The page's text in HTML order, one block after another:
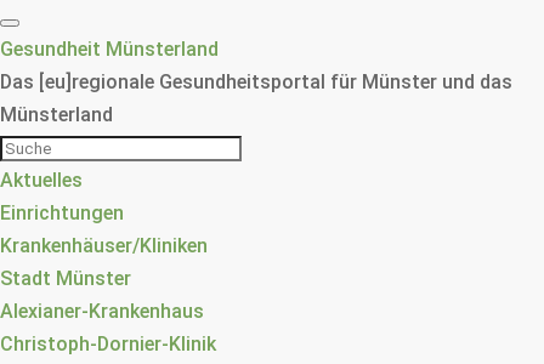
Gesundheit Münsterland
Das [eu]regionale Gesundheitsportal für Münster und das
Münsterland
Aktuelles
Einrichtungen
Krankenhäuser/Kliniken
Stadt Münster
Alexianer-Krankenhaus
Christoph-Dornier-Klinik